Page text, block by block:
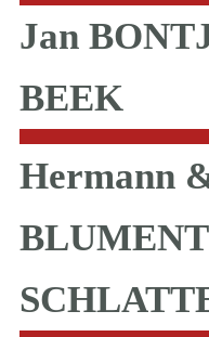
Jan
BEEK
Hermann